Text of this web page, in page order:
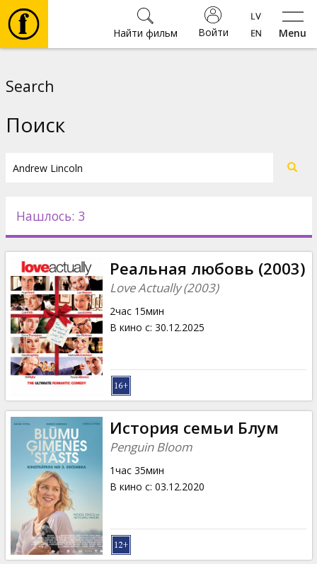
Menu
Войти
Найти фильм
Новости
Подарки
Кинозакуски
B2B
Клуб
Search
Поиск
Нашлось: 3
Реальная любовь (2003)
Love Actually (2003)
2час 15мин
В кино с: 30.12.2025
История семьи Блум
Penguin Bloom
1час 35мин
В кино с: 03.12.2020